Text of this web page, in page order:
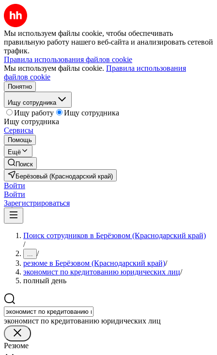
Мы используем файлы cookie, чтобы обеспечивать
правильную работу нашего веб-сайта и анализировать сетевой
трафик.
Правила использования файлов cookie
Мы используем файлы cookie. Правила использования
файлов cookie
Понятно
Ищу сотрудника
Ищу работу
Ищу сотрудника
Ищу сотрудника
Сервисы
Помощь
Ещё
Поиск
Берёзовый (Краснодарский край)
Войти
Войти
Зарегистрироваться
Поиск сотрудников в Берёзовом (Краснодарский край)
/
... /
резюме в Берёзовом (Краснодарский край)/
экономист по кредитованию юридических лиц/
полный день
экономист по кредитованию юридических лиц
Резюме